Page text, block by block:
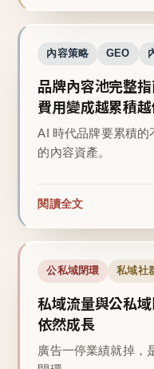
內容策略 GEO
品牌內容池完整
費用變成越累積
AI 時代品牌要累積的
的內容資產。
閱讀全文
公私域閉環 私域社
私域流量與公私
依然成長
廣告一停業績就掉，